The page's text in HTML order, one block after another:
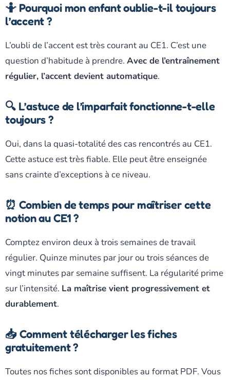
🤷 Pourquoi mon enfant oublie-t-il toujours
l’accent ?
L’oubli de l’accent est très courant au CE1. C’est une
question d’habitude à prendre. Avec de l’entraînement
régulier, l’accent devient automatique.
🔍 L’astuce de l’imparfait fonctionne-t-elle
toujours ?
Oui, dans la quasi-totalité des cas rencontrés au CE1.
Cette astuce est très fiable. Elle peut être enseignée
sans crainte d’exceptions à ce niveau.
⏰ Combien de temps pour maîtriser cette
notion au CE1 ?
Comptez environ deux à trois semaines de travail
régulier. Quinze minutes par jour ou trois séances de
vingt minutes par semaine suffisent. La régularité prime
sur l’intensité. La maîtrise vient progressivement et
durablement.
📥 Comment télécharger les fiches
gratuitement ?
Toutes nos fiches sont disponibles au format PDF. Vous